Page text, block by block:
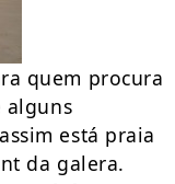
quem procura
alguns
está praia
da galera.